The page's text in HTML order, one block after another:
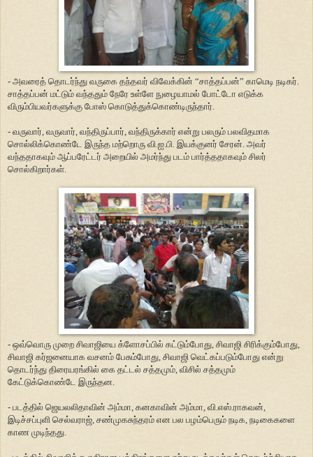
- அவரைத் தொடர்ந்து வருகை தந்தவர் விவேக்கின் “சாத்தப்பன்” காமெடி நடிகர்.
சாத்தப்பன் மட்டும் வந்ததும் நேரே உள்ளே நுழையாமல் போட்டோ எடுக்க
விரும்பியவர்களுக்கு போஸ் கொடுத்துக்கொண்டிருந்தார்.
- வருவார், வருவார், வந்திருப்பார், வந்திருக்கார் என்று பலரும் பலவிதமாக
சொல்லிக்கொண்டே இருந்த மற்றொரு வி.ஐ.பி. இயக்குனர் சேரன். அவர்
வந்ததாகவும் ஆப்பரேட்டர் அறையில் அமர்ந்து படம் பார்த்ததாகவும் சிலர்
சொல்கிறார்கள்.
- ஒவ்வொரு முறை சிவாஜியை க்ளோசப்பில் கட்டும்போது, சிவாஜி சிரிக்கும்போது,
சிவாஜி கர்ஜனையாக வசனம் பேசும்போது, சிவாஜி வெட்கப்படும்போது என்று
தொடர்ந்து திரையரங்கில் கை தட்டல் சத்தமும், விசில் சத்தமும்
கேட்டுக்கொண்டே இருந்தன.
- படத்தில் ஜெயலலிதாவின் அம்மா, கனகாவின் அம்மா, வி.எஸ்.ராகவன்,
இடிச்சப்புளி செல்வராஜ், சண்முகசுந்தரம் என பல பழம்பெரும் நடிக, நடிகைகளை
காண முடிந்தது.